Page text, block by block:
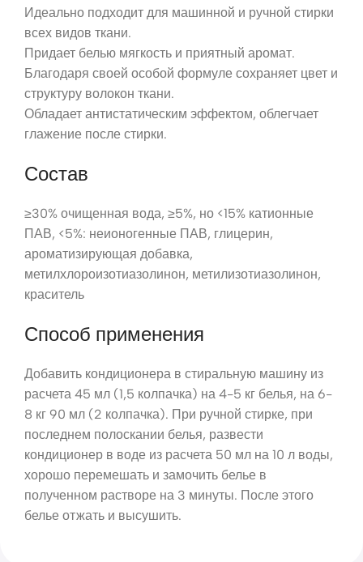
Идеально подходит для машинной и ручной стирки
всех видов ткани.
Придает белью мягкость и приятный аромат.
Благодаря своей особой формуле сохраняет цвет и
структуру волокон ткани.
Обладает антистатическим эффектом, облегчает
глажение после стирки.
Состав
≥30% очищенная вода, ≥5%, но <15% катионные
ПАВ, <5%: неионогенные ПАВ, глицерин,
ароматизирующая добавка,
метилхлороизотиазолинон, метилизотиазолинон,
краситель
Способ применения
Добавить кондиционера в стиральную машину из
расчета 45 мл (1,5 колпачка) на 4-5 кг белья, на 6-
8 кг 90 мл (2 колпачка). При ручной стирке, при
последнем полоскании белья, развести
кондиционер в воде из расчета 50 мл на 10 л воды,
хорошо перемешать и замочить белье в
полученном растворе на 3 минуты. После этого
белье отжать и высушить.